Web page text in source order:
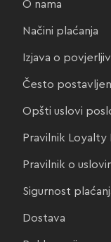
O nama
Načini plaćanja
Izjava o
Često
Opšti uslovi
Pravilnik Loyalty
Pravilnik o
Sigurnost
Dostava